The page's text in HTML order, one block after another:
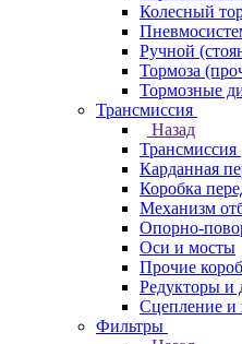
Колесный
Ручной
Тормоза
Тормозные
Трансмиссия
Назад
Трансмиссия
Карданная
Коробка
Механизм
Опорно-
Оси и мосты
Прочие
Редукторы и
Сцепление
Фильтры